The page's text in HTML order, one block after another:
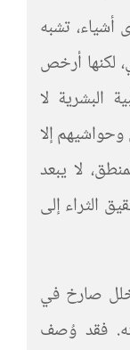
أشياء، تشبه
لكنها أرخص
البشرية لا
إلا
لا يبعد
الثراء إلى
صارخ في
فقد وُصف